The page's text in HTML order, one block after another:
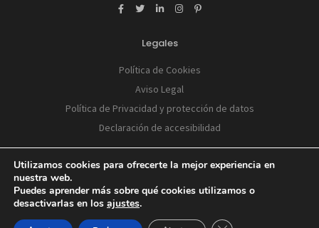
Legales
Política de Cookies
Aviso Legal
Política de Privacidad y protección de datos
Declaración de accesibilidad
© 2026 Handcrafted with love byMr. Addison
Utilizamos cookies para ofrecerte la mejor experiencia en
nuestra web.
Puedes aprender más sobre qué cookies utilizamos o
desactivarlas en los ajustes.